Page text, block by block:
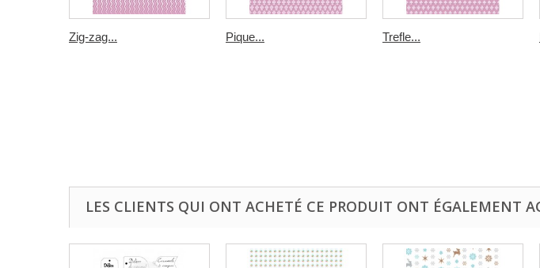
Zig-zag... Pique... Trefle...
LES CLIENTS QUI ONT ACHETÉ CE PRODUIT ONT ÉGALEMENT